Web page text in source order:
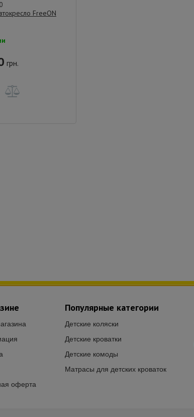
FreeON
грн.
Популярные категории
Детские коляски
Детские кроватки
Детские комоды
Матрасы для детских кроваток
оферта